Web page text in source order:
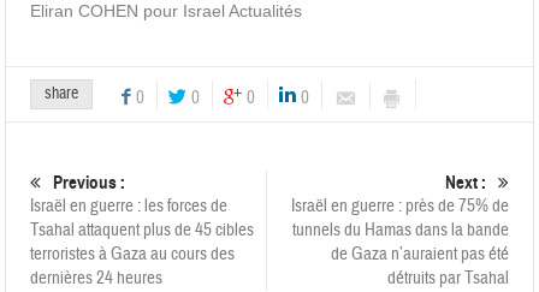
Eliran COHEN pour Israel Actualités
share 0 0 0 0
Previous :
Israël en guerre : les forces de
Tsahal attaquent plus de 45 cibles
terroristes à Gaza au cours des
dernières 24 heures
Next :
Israël en guerre : près de 75% de
tunnels du Hamas dans la bande
de Gaza n’auraient pas été
détruits par Tsahal